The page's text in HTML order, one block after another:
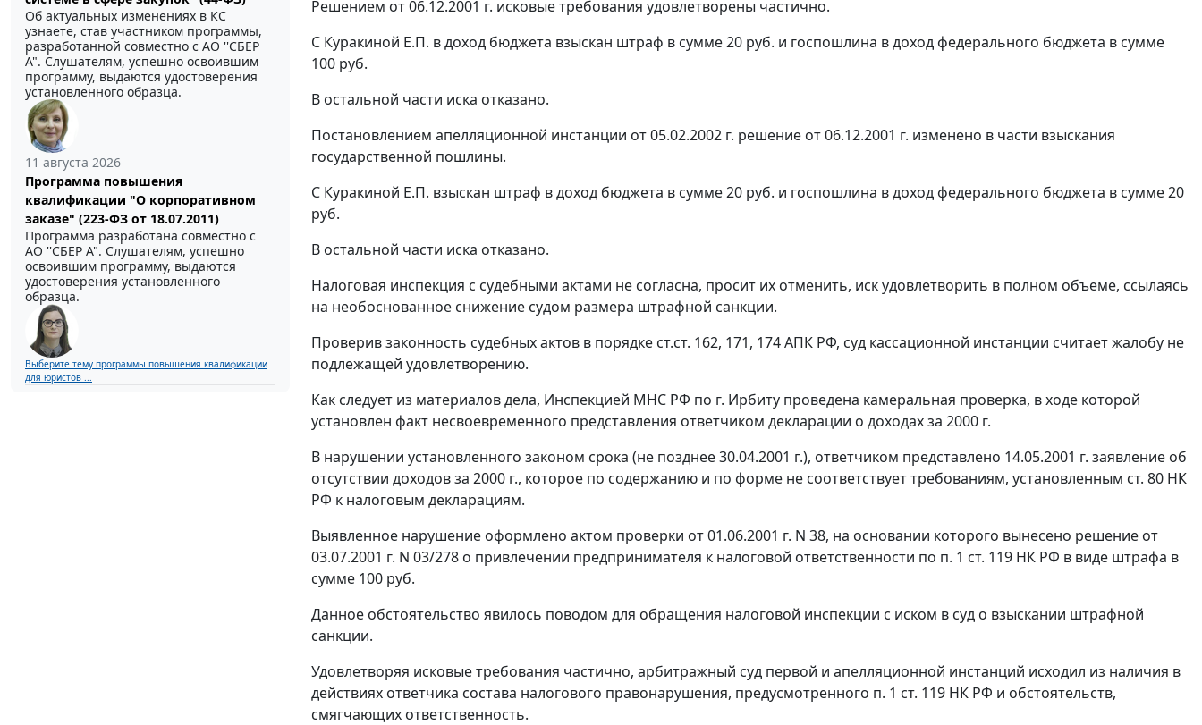
Об актуальных изменениях в КС
узнаете, став участником программы,
разработанной совместно с АО ''СБЕР
А". Слушателям, успешно освоившим
программу, выдаются удостоверения
установленного образца.
11 августа 2026
Программа повышения
квалификации "О корпоративном
заказе" (223-ФЗ от 18.07.2011)
Программа разработана совместно с
АО ''СБЕР А". Слушателям, успешно
освоившим программу, выдаются
удостоверения установленного
образца.
Выберите тему программы повышения квалификации
для юристов ...
Решением от 06.12.2001 г. исковые требования удовлетворены частично.
С Куракиной Е.П. в доход бюджета взыскан штраф в сумме 20 руб. и госпошлина в доход федерального бюджета в сумме
100 руб.
В остальной части иска отказано.
Постановлением апелляционной инстанции от 05.02.2002 г. решение от 06.12.2001 г. изменено в части взыскания
государственной пошлины.
С Куракиной Е.П. взыскан штраф в доход бюджета в сумме 20 руб. и госпошлина в доход федерального бюджета в сумме 20
руб.
В остальной части иска отказано.
Налоговая инспекция с судебными актами не согласна, просит их отменить, иск удовлетворить в полном объеме, ссылаясь
на необоснованное снижение судом размера штрафной санкции.
Проверив законность судебных актов в порядке ст.ст. 162, 171, 174АПК РФ, суд кассационной инстанции считает жалобу не
подлежащей удовлетворению.
Как следует из материалов дела, Инспекцией МНС РФ по г. Ирбиту проведена камеральная проверка, в ходе которой
установлен факт несвоевременного представления ответчиком декларации о доходах за 2000 г.
В нарушении установленного законом срока (не позднее 30.04.2001 г.), ответчиком представлено 14.05.2001 г. заявление об
отсутствии доходов за 2000 г., которое по содержанию и по форме не соответствует требованиям, установленным ст. 80 НК
РФ к налоговым декларациям.
Выявленное нарушение оформлено актом проверки от 01.06.2001 г. N 38, на основании которого вынесено решение от
03.07.2001 г. N 03/278 о привлечении предпринимателя к налоговой ответственности по п. 1 ст. 119 НК РФ в виде штрафа в
сумме 100 руб.
Данное обстоятельство явилось поводом для обращения налоговой инспекции с иском в суд о взыскании штрафной
санкции.
Удовлетворяя исковые требования частично, арбитражный суд первой и апелляционной инстанций исходил из наличия в
действиях ответчика состава налогового правонарушения, предусмотренного п. 1 ст. 119 НК РФ и обстоятельств,
смягчающих ответственность.